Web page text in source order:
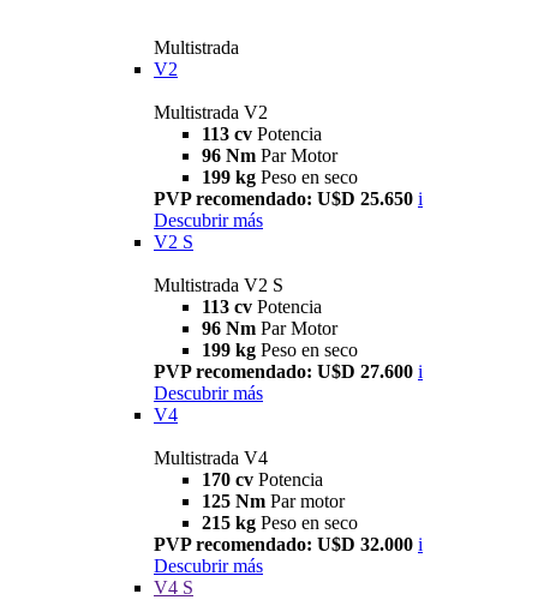
Multistrada
V2
Multistrada V2
113 cv Potencia
96 Nm Par Motor
199 kg Peso en seco
PVP recomendado: U$D 25.650 i
Descubrir más
V2 S
Multistrada V2 S
113 cv Potencia
96 Nm Par Motor
199 kg Peso en seco
PVP recomendado: U$D 27.600 i
Descubrir más
V4
Multistrada V4
170 cv Potencia
125 Nm Par motor
215 kg Peso en seco
PVP recomendado: U$D 32.000 i
Descubrir más
V4 S